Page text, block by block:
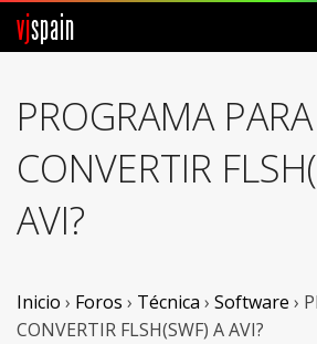
vjspain
Foros
Noticias
Vjspain
Ayuda
PROGRAMA PARA
CONVERTIR
AVI?
Inicio › Foros › Técnica › Software ›
CONVERTIR FLSH(SWF) A AVI?